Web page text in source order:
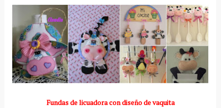
Fundas de licuadora con diseño de vaquita